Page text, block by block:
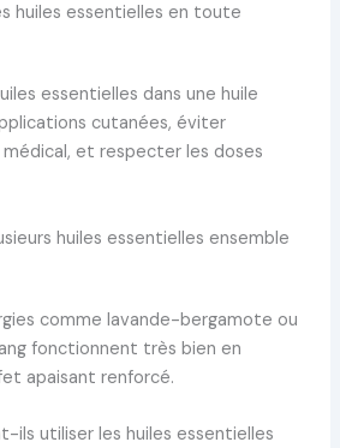
huiles essentielles en toute
essentielles dans une huile
cutanées, éviter
médical, et respecter les doses
huiles essentielles ensemble
comme lavande-bergamote ou
fonctionnent très bien en
apaisant renforcé.
ils utiliser les huiles essentielles